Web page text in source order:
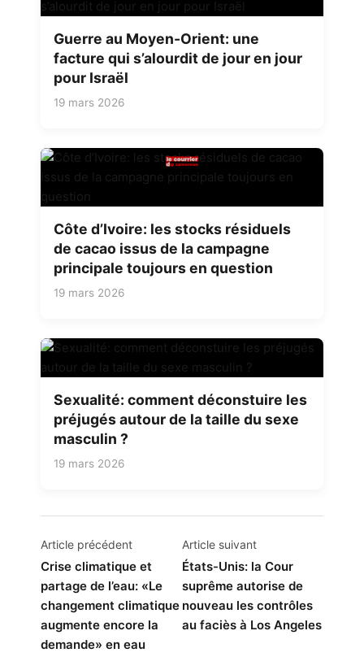
Guerre au Moyen-Orient: une
facture qui s’alourdit de jour en jour
pour Israël
19 mars 2026
Côte d’Ivoire: les stocks résiduels
de cacao issus de la campagne
principale toujours en question
19 mars 2026
Sexualité: comment déconstuire les
préjugés autour de la taille du sexe
masculin ?
19 mars 2026
Navigation
de
l’article
Article précédent
Crise climatique et
partage de l’eau: «Le
changement climatique
augmente encore la
demande» en eau
Article suivant
États-Unis: la Cour
suprême autorise de
nouveau les contrôles
au faciès à Los Angeles